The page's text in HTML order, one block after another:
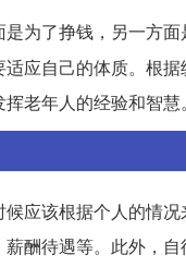
为了挣钱，另一方
应自己的体质。根
老年人的经验和智慧。
应该根据个人的情
酬待遇等。此外，